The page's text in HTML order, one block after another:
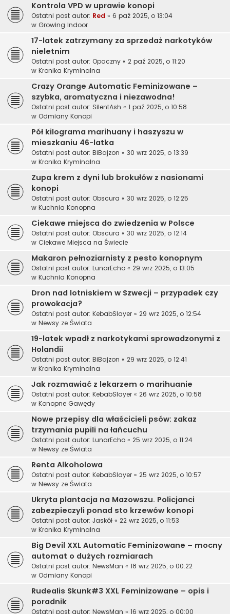
Kontrola VPD w uprawie konopi
Ostatni post autor: Red « 6 paź 2025, o 13:04
w Growing Indoor
17-latek zatrzymany za sprzedaż narkotyków
nieletnim
Ostatni post autor: Opaczny « 2 paź 2025, o 11:20
w Kronika Kryminalna
Crazy Orange Automatic Feminizowane –
szybka, aromatyczna i niezawodna!
Ostatni post autor: SilentAsh « 1 paź 2025, o 10:58
w Odmiany Konopi
Pół kilograma marihuany i haszyszu w
mieszkaniu 46-latka
Ostatni post autor: BiBajzon « 30 wrz 2025, o 13:39
w Kronika Kryminalna
Zupa krem z dyni lub brokułów z nasionami
konopi
Ostatni post autor: Obscura « 30 wrz 2025, o 12:25
w Kuchnia Konopna
Ciekawe miejsca do zwiedzenia w Polsce
Ostatni post autor: Obscura « 30 wrz 2025, o 12:14
w Ciekawe Miejsca na Świecie
Makaron pełnoziarnisty z pesto konopnym
Ostatni post autor: LunarEcho « 29 wrz 2025, o 13:05
w Kuchnia Konopna
Dron nad lotniskiem w Szwecji – przypadek czy
prowokacja?
Ostatni post autor: KebabSlayer « 29 wrz 2025, o 12:54
w Newsy ze Świata
19-latek wpadł z narkotykami sprowadzonymi z
Holandii
Ostatni post autor: BiBajzon « 29 wrz 2025, o 12:41
w Kronika Kryminalna
Jak rozmawiać z lekarzem o marihuanie
Ostatni post autor: KebabSlayer « 26 wrz 2025, o 10:58
w Konopne Gawędy
Nowe przepisy dla właścicieli psów: zakaz
trzymania pupili na łańcuchu
Ostatni post autor: LunarEcho « 25 wrz 2025, o 11:24
w Newsy ze Świata
Renta Alkoholowa
Ostatni post autor: KebabSlayer « 25 wrz 2025, o 10:57
w Newsy ze Świata
Ukryta plantacja na Mazowszu. Policjanci
zabezpieczyli ponad sto krzewów konopi
Ostatni post autor: Jaskół « 22 wrz 2025, o 11:53
w Kronika Kryminalna
Big Devil XXL Automatic Feminizowane – mocny
automat o dużych rozmiarach
Ostatni post autor: NewsMan « 18 wrz 2025, o 00:22
w Odmiany Konopi
Rudealis Skunk#3 XXL Feminizowane – opis i
poradnik
Ostatni post autor: NewsMan « 16 wrz 2025, o 00:00